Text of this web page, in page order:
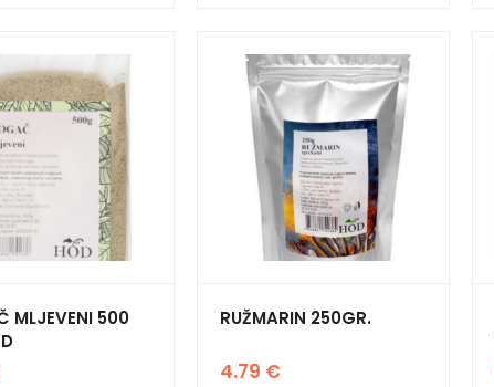
MLJEVENI 500
RUŽMARIN 250GR.
4.79 €